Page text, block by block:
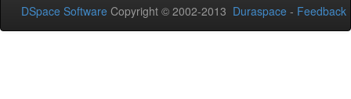
DSpace Software Copyright © 2002-2013 Duraspace - Feedback